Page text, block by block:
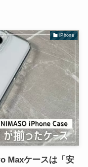
iPhone
Maxケースは「安